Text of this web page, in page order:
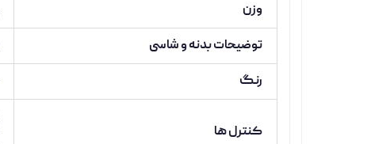
وزن
توضیحات بدنه و شاسی
رنگ
کنترل ها